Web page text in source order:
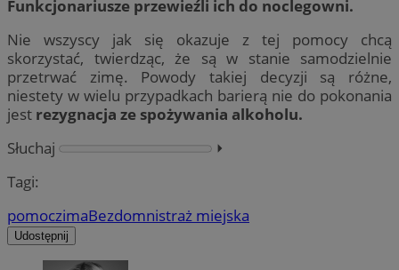
Funkcjonariusze przewieźli ich do noclegowni.
Nie wszyscy jak się okazuje z tej pomocy chcą
skorzystać, twierdząc, że są w stanie samodzielnie
przetrwać zimę. Powody takiej decyzji są różne,
niestety w wielu przypadkach barierą nie do pokonania
jest rezygnacja ze spożywania alkoholu.
Słuchaj
⏵︎
Tagi:
pomoczimaBezdomnistraż miejska
Udostępnij